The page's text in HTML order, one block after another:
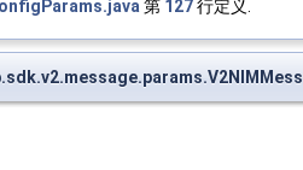
第 127行定义.